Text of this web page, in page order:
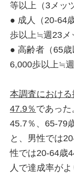
等以上（3メッ
● 成人（20-64
歩以上≒週23メ
● 高齢者（65
6,000歩以上≒
本調査におけ
47.9％であっ
45.7％、65-79
と、男性では
性では20-64歳
人で達成率が